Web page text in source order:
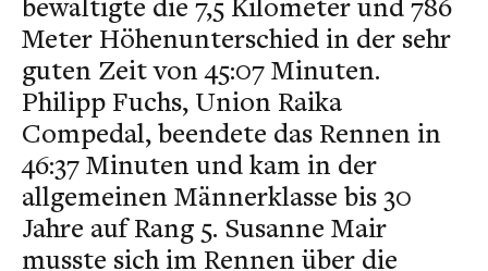
Meter Höhenunterschied in der sehr
guten Zeit von 45:07 Minuten.
Philipp Fuchs, Union Raika
Compedal, beendete das Rennen in
46:37 Minuten und kam in der
allgemeinen Männerklasse bis 30
Jahre auf Rang 5. Susanne Mair
musste sich im Rennen über die